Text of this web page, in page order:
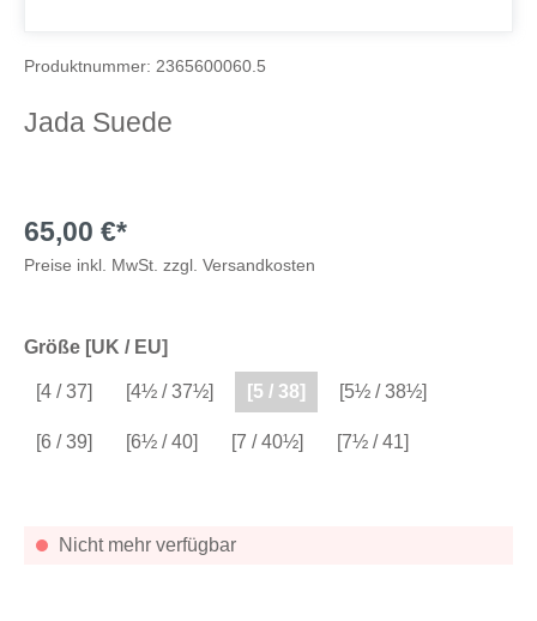
Jada Suede
Produktnummer: 2365600060.5
65,00 €*
Preise inkl. MwSt. zzgl. Versandkosten
Nicht mehr verfügbar
Größe [UK / EU]
[4 / 37] [4½ / 37½] [5 / 38] [5½ / 38½]
[6 / 39] [6½ / 40] [7 / 40½] [7½ / 41]